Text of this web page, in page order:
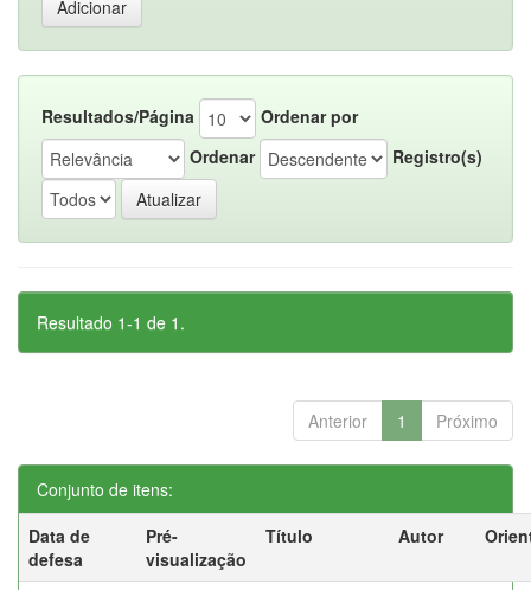
Resultados/Página
Ordenar por
Ordenar
Registro(s)
Resultado 1-1 de 1.
Anterior 1 Próximo
Conjunto de itens:
Data de
defesa
Pré-
visualização
Título Autor